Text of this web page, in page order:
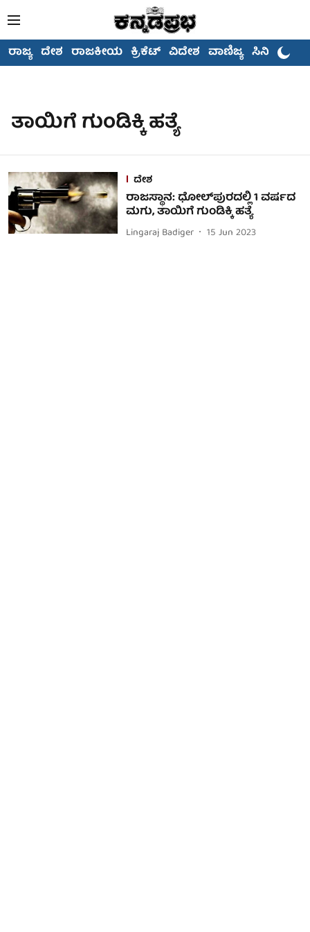
ರಾಜ್ಯ ದೇಶ ರಾಜಕೀಯ ಕ್ರಿಕೆಟ್ ವಿದೇಶ ವಾಣಿಜ್ಯ ಸಿನಿಮಾ
ತಾಯಿಗೆ ಗುಂಡಿಕ್ಕಿ ಹತ್ಯೆ
ದೇಶ
ರಾಜಸ್ಥಾನ: ಧೋಲ್‌ಪುರದಲ್ಲಿ 1 ವರ್ಷದ
ಮಗು, ತಾಯಿಗೆ ಗುಂಡಿಕ್ಕಿ ಹತ್ಯೆ
Lingaraj Badiger 15 Jun 2023